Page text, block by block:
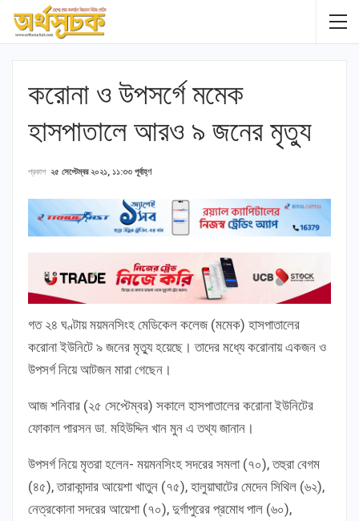
করোনা ও উপসর্গে মমেক
হাসপাতালে আরও ৯ জনের মৃত্যু
প্রকাশ ২৫ সেপ্টেম্বর ২০২১, ১১:৩৩ পূর্বাহ্ণ
গত ২৪ ঘণ্টায় ময়মনসিংহ মেডিকেল কলেজ (মমেক) হাসপাতালের
করোনা ইউনিটে ৯ জনের মৃত্যু হয়েছে। তাদের মধ্যে করোনায় একজন ও
উপসর্গ নিয়ে আটজন মারা গেছেন।
আজ শনিবার (২৫ সেপ্টেম্বর) সকালে হাসপাতালের করোনা ইউনিটের
ফোকাল পারসন ডা. মহিউদ্দিন খান মুন এ তথ্য জানান।
উপসর্গ নিয়ে মৃতরা হলেন- ময়মনসিংহ সদরের সমলা (৭০), তহুরা বেগম
(৪৫), তারাকান্দার আয়েশা খাতুন (৭৫), হালুয়াঘাটের মেদেন সিথিল (৬২),
নেত্রকোনা সদরের আয়েশা (৭০), দুর্গাপুরের প্রমোধ পাল (৬০),